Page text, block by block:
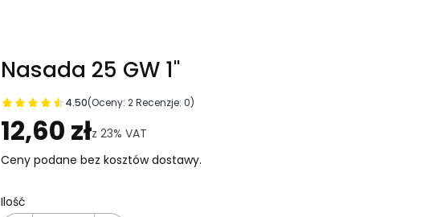
Nasada 25 GW 1"
4.50(Oceny: 2 Recenzje: 0)
Przejdź do sekcji Opinie
12,60 złz 23% VAT
Ceny podane bez kosztów dostawy.
Ilość